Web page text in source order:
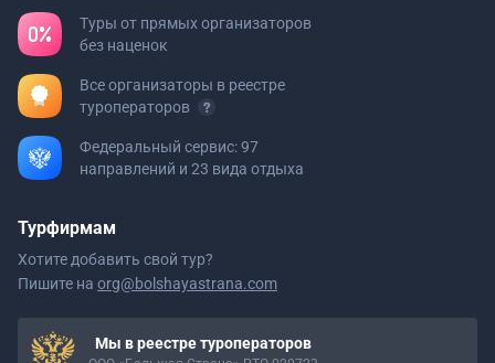
Туры от прямых организаторов
без наценок
Все организаторы в реестре
туроператоров
Федеральный сервис: 97
направлений и 23 вида отдыха
Турфирмам
Хотите добавить свой тур?
Пишите на org@bolshayastrana.com
Мы в реестре туроператоров